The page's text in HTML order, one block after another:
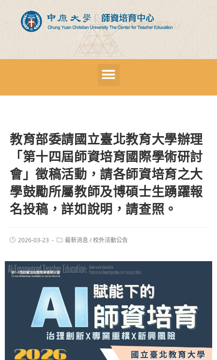
教育部委請國立臺北教育大學辦理
「第十四屆師資培育國際學術研討
會」徵稿活動，請各師資培育之大
學鼓勵所屬教師及博碩士生踴躍報
名投稿，詳如說明，請查照。
2026-03-23 最新消息 /校外活動公告